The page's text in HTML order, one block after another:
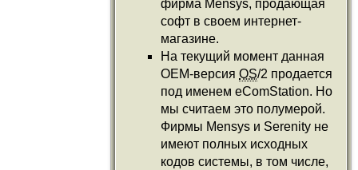
фирма Mensys, продающая
софт в своем интернет-
магазине.
На текущий момент данная
OEM-версия OS/2 продается
под именем eComStation. Но
мы считаем это полумерой.
Фирмы Mensys и Serenity не
имеют полных исходных
кодов системы, в том числе,